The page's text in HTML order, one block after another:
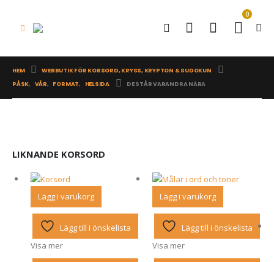
0
HEM
WEBBUTIK FÖR KORSORD, KRYSS, KRYPTON & SUDOKUN
PÅSK, VÅR, FORMAT, HELSIDA DE STÅR VARANDRA NÄRA
LIKNANDE KORSORD
Lägg i varukorg
Lägg till i önskelista
Visa mer
Lägg i varukorg
Lägg till i önskelista
Visa mer